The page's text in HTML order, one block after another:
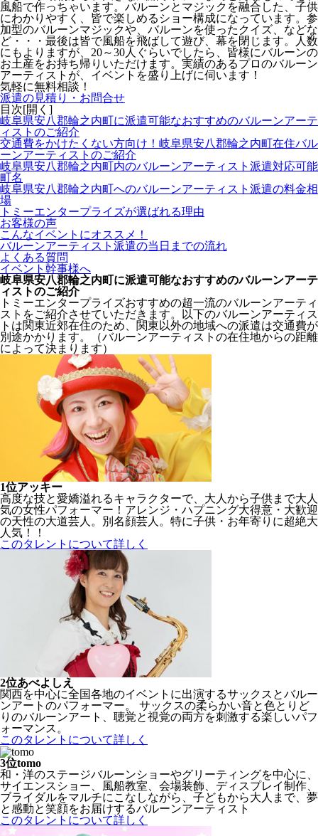
風船で作っちゃいます。バルーンとマジックを融合した、子供
にわかりやすく、皆で楽しめるショー構成になっています。参
加型のバルーンマジックや、バルーンを使ったクイズ、などな
ど・・・最後は皆で風船を飛ばして遊び、幕を閉じます。人数
にもよりますが、20～30人ぐらいでしたら、皆様にバルーンの
お土産をお持ち帰りいただけます。 実績のあるプロのバルーン
アーティストが、イベントを盛り上げに伺います！
気軽に無料相談！
派遣の見積り・お問合せ
目次[開く ]
岐阜県安八郡輪之内町に派遣可能なおすすめのバルーンアーテ
ィストのご紹介
交通費をかけたくない方向け！岐阜県安八郡輪之内町在住バル
ーンアーティストのご紹介
岐阜県安八郡輪之内町内のバルーンアーティスト派遣対応可能
町名
岐阜県安八郡輪之内町へのバルーンアーティスト派遣の料金相
場
トミーエンタープライズが選ばれる理由
お客様の声
こんなイベントにオススメ！
バルーンアーティスト派遣の当日までの流れ
よくある質問
イベント幹事様へ
岐阜県安八郡輪之内町に派遣可能なおすすめのバルーンアーテ
ィストのご紹介
トミーエンタープライズおすすめの超一流のバルーンアーティ
ストをご紹介させていただきます。以下のバルーンアーティス
トは関東近郊在住のため、関東以外の地域への派遣は交通費が
別途かかります。（バルーンアーティストの在住地からの距離
によって決まります）
1位アッキー
高度な技と愛嬌溢れるキャラクターで、大人から子供まで大人
気の女性パフォーマー！アレンジ・ハプニング大得意・大歓迎
の天性の大道芸人。別名顔芸人。特に子供・お年寄りに超絶大
人気！！
このタレントについて詳しく
2位あべよしえ
関西を中心に全国各地のイベントに出演するサックスとバルー
ンアートのパフォーマー。 サックスの柔らかい音と色とりど
りのバルーンアート、聴覚と視覚の両方を刺激する楽しいパフ
ォーマンス。
このタレントについて詳しく
3位tomo
和・洋のステージバルーンショーやグリーティングを中心に、
サイエンスショー、風船教室、会場装飾、ディスプレイ制作、
ブライダルをマルチにこなしながら、子どもから大人まで、夢
と感動と笑顔をお届けするバルーンアーティスト
このタレントについて詳しく